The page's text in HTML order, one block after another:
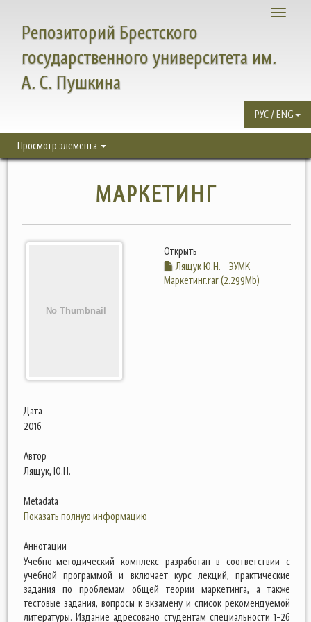
Toggle
Репозиторий Брестского
государственного университета им.
А. С. Пушкина
РУС / ENG
Просмотр элемента
МАРКЕТИНГ
Открыть
Лящук Ю.Н. - ЭУМК
Маркетинг.rar (2.299Mb)
Дата
2016
Автор
Лящук, Ю.Н.
Metadata
Показать полную информацию
Аннотации
Учебно-методический комплекс разработан в соответствии с
учебной программой и включает курс лекций, практические
задания по проблемам общей теории маркетинга, а также
тестовые задания, вопросы к экзамену и список рекомендуемой
литературы. Издание адресовано студентам специальности 1-26